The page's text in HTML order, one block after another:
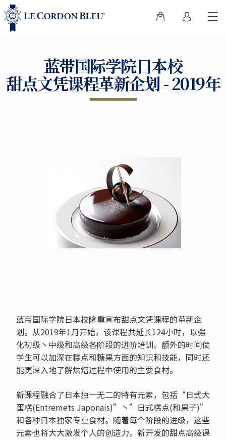
蓝带国际学院日本校
甜点文凭课程革新企划 - 2019年
蓝带国际学院日本校隆重宣布甜点文凭课程的革新企
划。从2019年1月开始，该课程共延长124小时，以强
化初级丶中级和高级各阶段的进阶培训。额外的时间使
学生可以加深在糕点和糖果方面的知识和技能，同时还
能更深入地了解烘焙过程中使用的主要食材。
新课程融合了日本独一无二的特有元素，包括“日式大
蛋糕(Entremets Japonais)”丶”日式糕点(和果子)”
和各种日本独家专业食材。随着每个阶段的进级，这些
元素也将大大激发个人的创造力。新开发的甜点高级课